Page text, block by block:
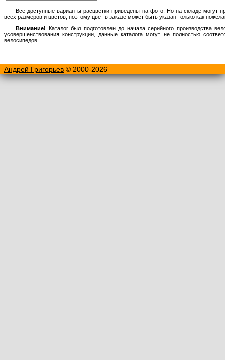
Все доступные варианты расцветки приведены на фото. Но на складе могут
всех размеров и цветов, поэтому цвет в заказе может быть указан только как
Внимание! Каталог был подготовлен до начала серийного производства
усовершенствования конструкции, данные каталога могут не полностью
велосипедов.
Андрей Григорьев © 2000-2026